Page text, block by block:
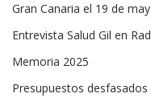
Gran Canaria el 19 de
Entrevista Salud Gil en
Memoria 2025
Presupuestos desfasados